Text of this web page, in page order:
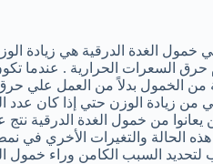
خمول الغدة الدرقية هي زيادة
حرق السعرات الحرارية . عندما
من الخمول بدلاً من العمل علي
من زيادة الوزن حتي إذا كان عدد
الحالة والتغيرات الأخري في
لتحديد السبب الكامن وراء خمول